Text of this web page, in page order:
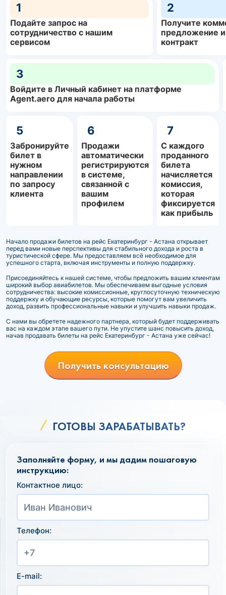
1
Подайте запрос на
сотрудничество с нашим
сервисом
2
Получите
предложение
контракт
3
Войдите в Личный кабинет на платформе
Agent.aero для начала работы
5
Забронируйте
билет в
нужном
направлении
по запросу
клиента
6
Продажи
автоматически
регистрируются
в системе,
связанной с
вашим
профилем
7
С каждого
проданного
билета
начисляется
комиссия,
которая
фиксируется
как прибыль
Начало продажи билетов на рейс Екатеринбург - Астана открывает
перед вами новые перспективы для стабильного дохода и роста в
туристической сфере. Мы предоставляем всё необходимое для
успешного старта, включая инструменты и полную поддержку.
Присоединяйтесь к нашей системе, чтобы предложить вашим клиентам
широкий выбор авиабилетов. Мы обеспечиваем выгодные условия
сотрудничества: высокие комиссионные, круглосуточную техническую
поддержку и обучающие ресурсы, которые помогут вам увеличить
доход, развить профессиональные навыки и улучшить навыки продаж.
С нами вы обретете надежного партнера, который будет поддерживать
вас на каждом этапе вашего пути. Не упустите шанс повысить доход,
начав продавать билеты на рейс Екатеринбург - Астана уже сейчас!
Получить консультацию
ГОТОВЫ ЗАРАБАТЫВАТЬ?
Заполняйте форму, и мы дадим пошаговую
инструкцию:
Контактное лицо:
Телефон:
E-mail: